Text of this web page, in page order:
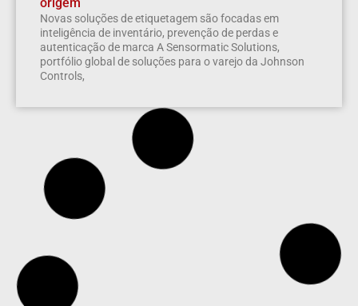
Novas soluções de etiquetagem são focadas em
inteligência de inventário, prevenção de perdas e
autenticação de marca A Sensormatic Solutions,
portfólio global de soluções para o varejo da Johnson
Controls,